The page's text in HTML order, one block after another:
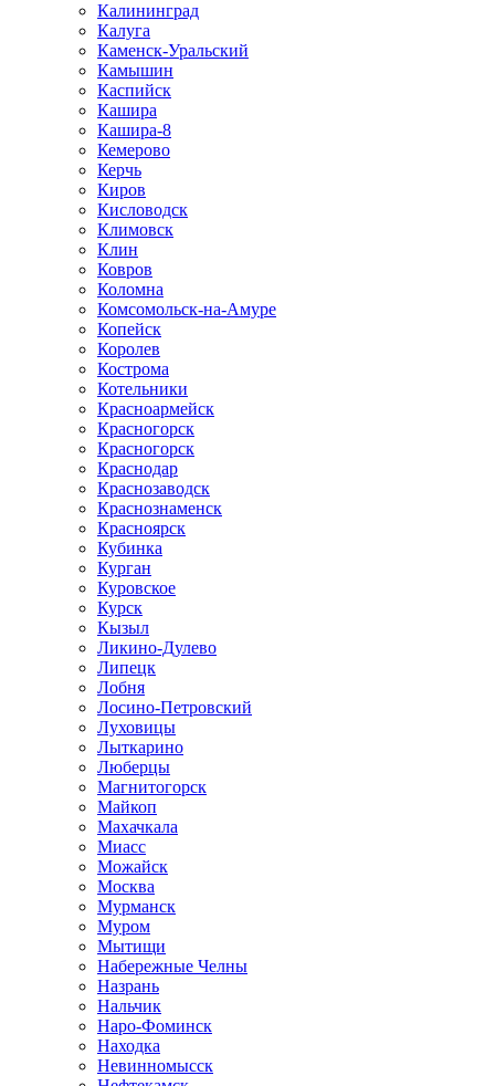
Калининград
Калуга
Каменск-Уральский
Камышин
Каспийск
Кашира
Кашира-8
Кемерово
Керчь
Киров
Кисловодск
Климовск
Клин
Ковров
Коломна
Комсомольск-на-Амуре
Копейск
Королев
Кострома
Котельники
Красноармейск
Красногорск
Красногорск
Краснодар
Краснозаводск
Краснознаменск
Красноярск
Кубинка
Курган
Куровское
Курск
Кызыл
Ликино-Дулево
Липецк
Лобня
Лосино-Петровский
Луховицы
Лыткарино
Люберцы
Магнитогорск
Майкоп
Махачкала
Миасс
Можайск
Москва
Мурманск
Муром
Мытищи
Набережные Челны
Назрань
Нальчик
Наро-Фоминск
Находка
Невинномысск